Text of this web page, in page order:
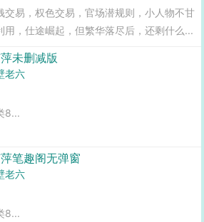
交易，权色交易，官场潜规则，小人物不甘
用，仕途崛起，但繁华落尽后，还剩什么...
未删减版
老六
8...
笔趣阁无弹窗
老六
8...